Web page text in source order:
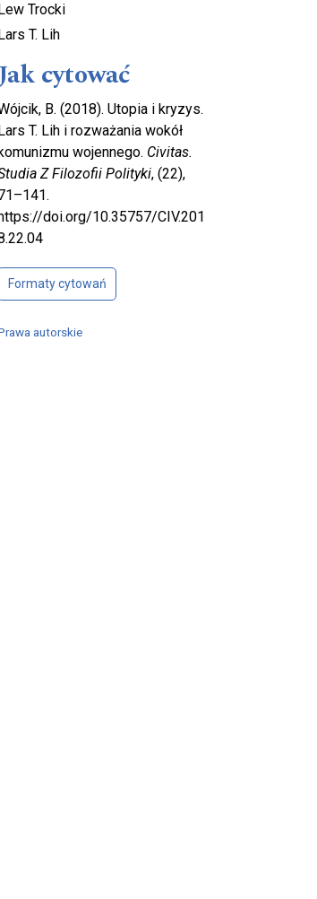
Trocki
T. Lih
cytować
B. (2018). Utopia i kryzys.
T. Lih i rozważania wokół
wojennego. Civitas.
Z Filozofii Polityki, (22),
doi.org/10.35757/CIV.201
Formaty cytowań
autorskie